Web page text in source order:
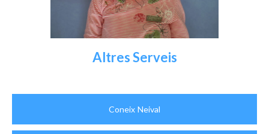
Altres Serveis
Coneix Neival